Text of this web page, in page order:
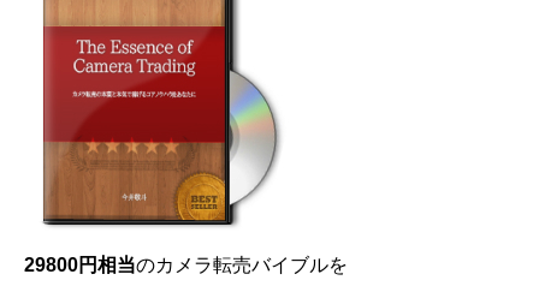
29800円相当のカメラ転売バイブルを